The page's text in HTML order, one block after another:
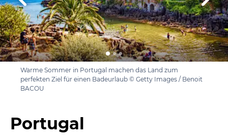
Warme Sommer in Portugal machen das Land zum
perfekten Ziel für einen Badeurlaub © Getty Images / Benoit
BACOU
Portugal